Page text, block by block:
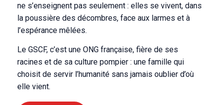
ne s’enseignent pas seulement : elles se vivent, dans
la poussière des décombres, face aux larmes et à
l’espérance mêlées.
Le GSCF, c’est une ONG française, fière de ses
racines et de sa culture pompier : une famille qui
choisit de servir l’humanité sans jamais oublier d’où
elle vient.